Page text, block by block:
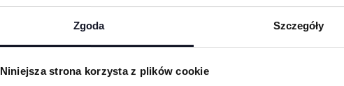
Zgoda Szczegóły
Niniejsza strona korzysta z plików cookie